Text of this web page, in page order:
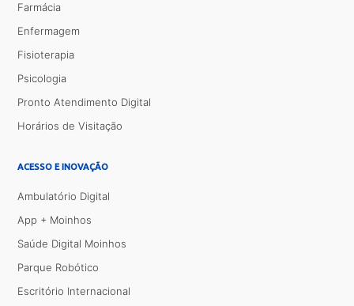
Farmácia
Enfermagem
Fisioterapia
Psicologia
Pronto Atendimento Digital
Horários de Visitação
ACESSO E INOVAÇÃO
Ambulatório Digital
App + Moinhos
Saúde Digital Moinhos
Parque Robótico
Escritório Internacional